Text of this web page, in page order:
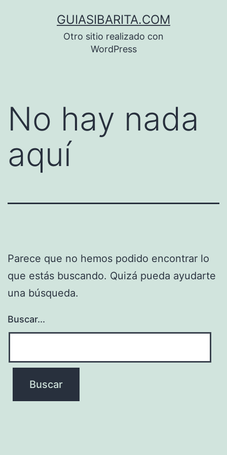
GUIASIBARITA.COM
Otro sitio realizado con
WordPress
No hay nada
aquí
Parece que no hemos podido encontrar lo
que estás buscando. Quizá pueda ayudarte
una búsqueda.
Buscar...